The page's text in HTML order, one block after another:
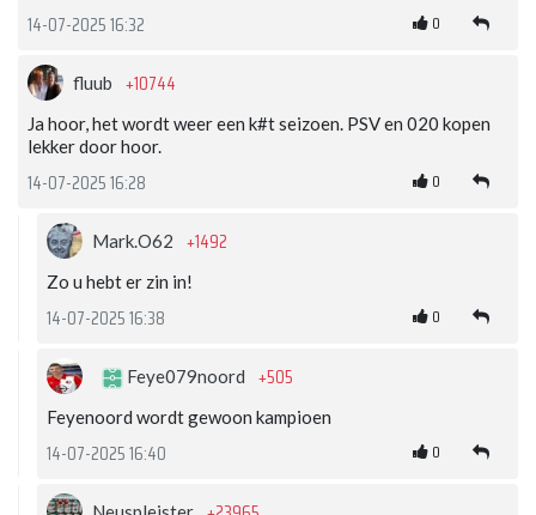
14-07-2025 16:32 0
fluub +10744
Ja hoor, het wordt weer een k#t seizoen. PSV en 020 kopen
lekker door hoor.
14-07-2025 16:28 0
Mark.O62 +1492
Zo u hebt er zin in!
14-07-2025 16:38 0
Feye079noord +505
Feyenoord wordt gewoon kampioen
14-07-2025 16:40 0